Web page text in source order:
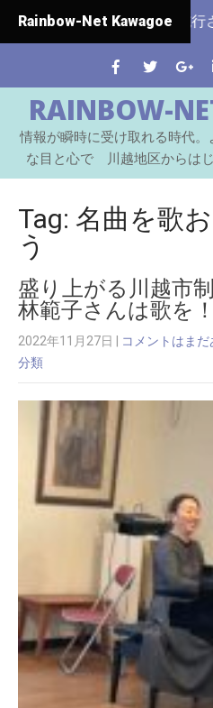
Rainbow-Net Kawagoe
県ではじめて市制施行された
RAINBOW-
情報が瞬時に受け取れる時代
な目と心で 川越地区からはじ
Tag: 名曲を歌
う
盛り上がる川越市
林範子さんは歌を！
2022年11月27日 コメントはま
分類